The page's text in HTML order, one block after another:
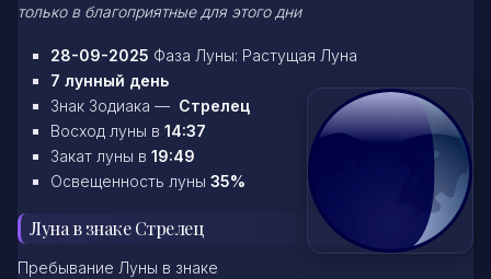
только в благоприятные для этого дни
28-09-2025 Фаза Луны: Растущая Луна
7 лунный день
Знак Зодиака — Стрелец
Восход луны в 14:37
Закат луны в 19:49
Освещенность луны 35%
Луна в знаке Стрелец
Пребывание Луны в знаке